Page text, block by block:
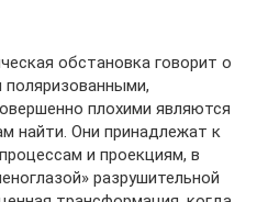
обстановка говорит о
плохими являются
найти. Они принадлежат к
и проекциям, в
разрушительной